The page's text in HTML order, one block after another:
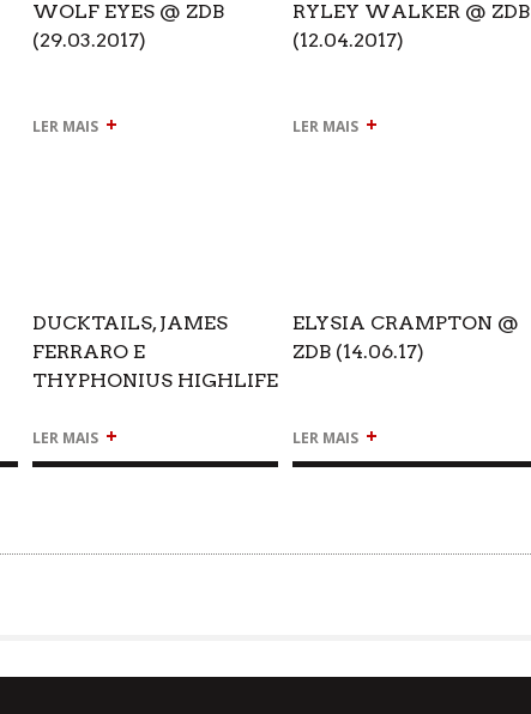
WOLF EYES @ ZDB
(29.03.2017)
LER MAIS +
RYLEY WALKER @ ZDB
(12.04.2017)
LER MAIS +
DUCKTAILS, JAMES
FERRARO E
THYPHONIUS HIGHLIFE
LER MAIS +
ELYSIA CRAMPTON @
ZDB (14.06.17)
LER MAIS +